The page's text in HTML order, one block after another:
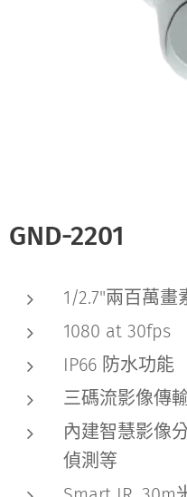
GND-2201
1/2.7"兩百萬畫
1080 at 30fps
IP66 防水功能
三碼流影像傳
內建智慧影像
偵測等